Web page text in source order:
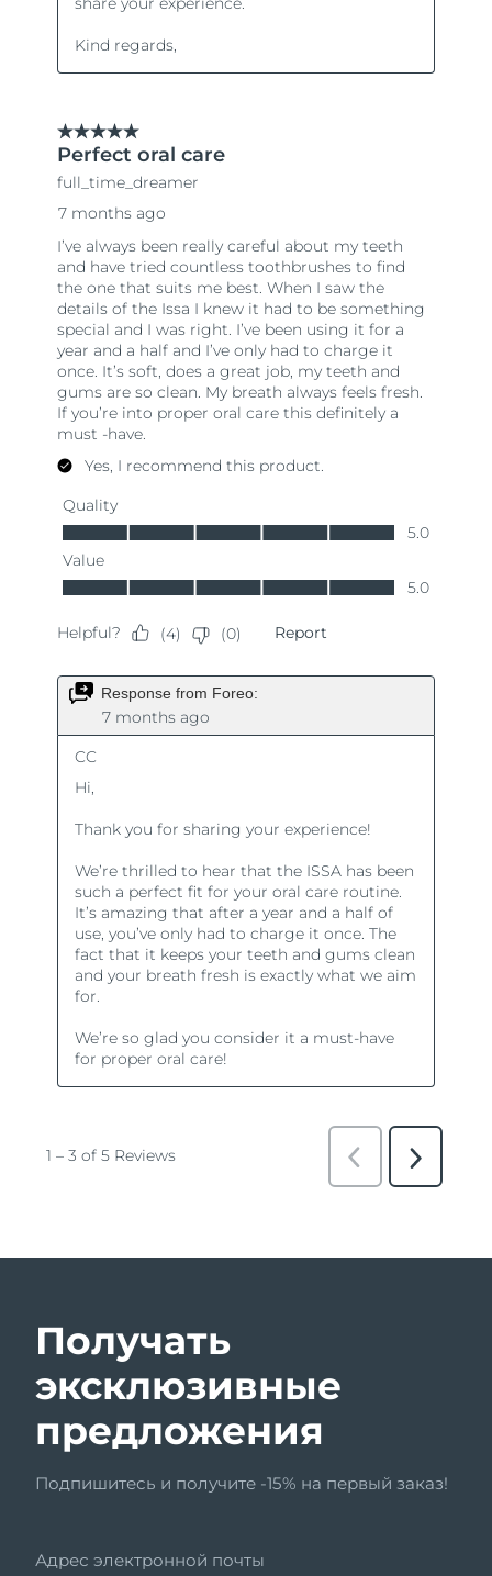
Получать
эксклюзивные
предложения
Подпишитесь и получите -15% на первый заказ!
Адрес электронной почты